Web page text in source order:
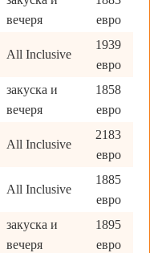
вечеря
евро
All Inclusive
1939
евро
закуска и
вечеря
1858
евро
All Inclusive
2183
евро
All Inclusive
1885
евро
закуска и
вечеря
1895
евро